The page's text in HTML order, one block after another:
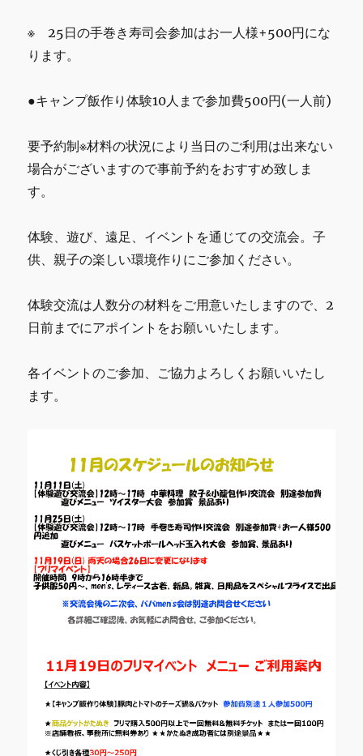
※ 25日の手巻き寿司会参加はお一人様+500円にな
ります。
●キャンプ飯作り体験10人まで参加費500円(一人前)
要予約制※材料の状況により当日のご利用は出来ない
場合がございますので事前予約をおすすめ致しま
す。
体験、遊び、遠足、イベントを通じての交流会。子
供、親子の楽しい環境作りにご参加ください。
体験交流は人数分の材料をご用意いたしますので、2
日前までにアポイントをお願いいたします。
各イベントのご参加、ご協力よろしくお願いいたし
ます。